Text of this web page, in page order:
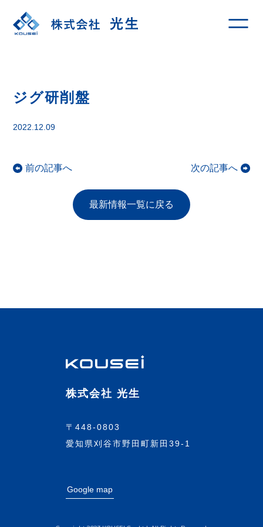
ジグ研削盤
2022.12.09
前の記事へ 次の記事へ
最新情報一覧に戻る
株式会社 光生
〒448-0803
愛知県刈谷市野田町新田39-1
Google map